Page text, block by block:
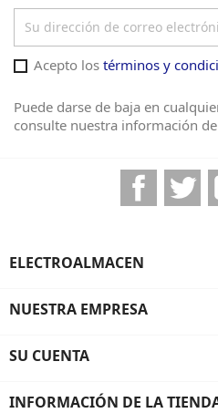
Acepto los términos y
Puede darse de baja en
consulte nuestra información
ELECTROALMACEN
NUESTRA EMPRESA
SU CUENTA
INFORMACIÓN DE LA